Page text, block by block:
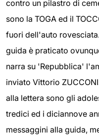
contro un pilastro di
sono la TOGA ed il
fuori dell'auto
guida è praticato
narra su 'Repubblica'
inviato Vittorio
alla lettera sono gli
tredici ed i diciannove
messaggini alla guida,